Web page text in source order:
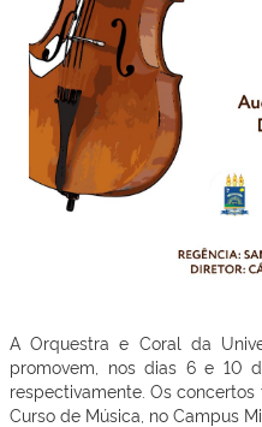
A Orquestra e Coral da
promovem, nos dias 6 e 10
respectivamente. Os
Curso de Música, no Campus